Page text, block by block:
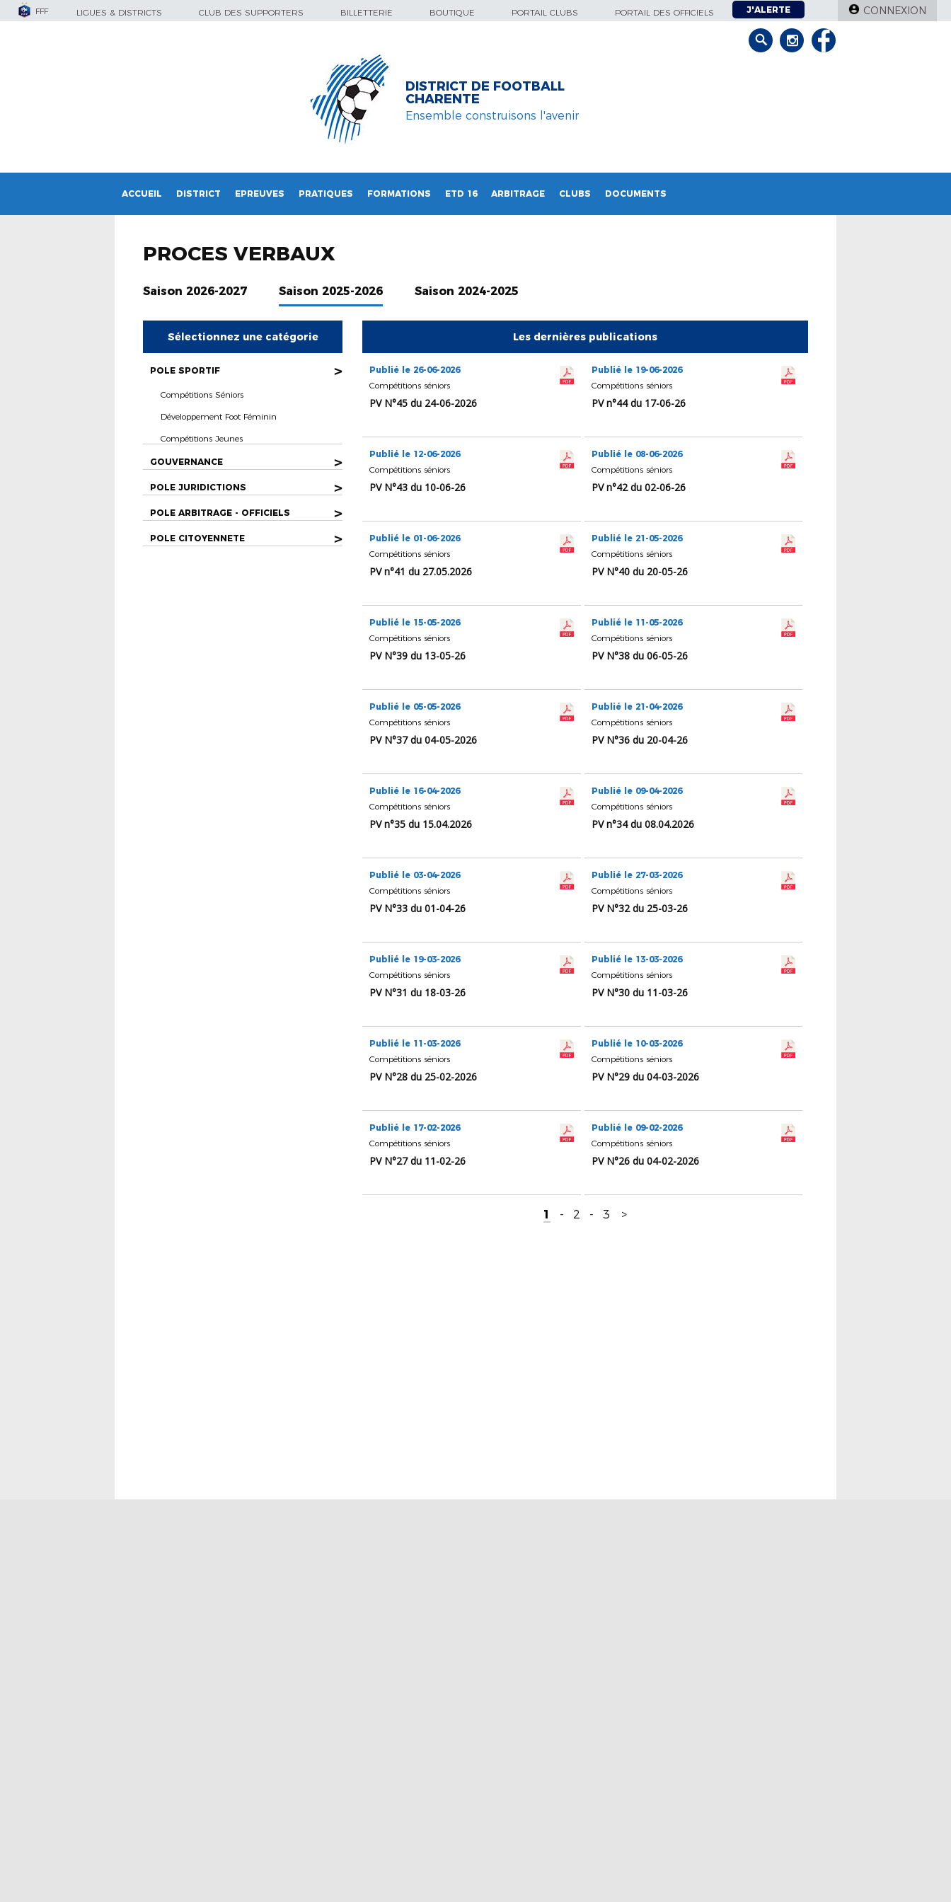
FFF LIGUES & DISTRICTS CLUB DES SUPPORTERS BILLETTERIE BOUTIQUE PORTAIL CLUBS PORTAIL DES OFFICIELS J'ALERTE CONNEXION
DISTRICT DE FOOTBALL
CHARENTE
Ensemble construisons l'avenir
ACCUEIL DISTRICT EPREUVES PRATIQUES FORMATIONS ETD 16 ARBITRAGE CLUBS DOCUMENTS
PROCES VERBAUX
Saison 2026-2027 Saison 2025-2026 Saison 2024-2025
Sélectionnez une catégorie
POLE SPORTIF >
Compétitions Séniors
Développement Foot Féminin
Compétitions Jeunes
GOUVERNANCE >
POLE JURIDICTIONS >
POLE ARBITRAGE - OFFICIELS >
POLE CITOYENNETE >
Les dernières publications
Publié le 26-06-2026
Compétitions séniors
PV N°45 du 24-06-2026
Publié le 19-06-2026
Compétitions séniors
PV n°44 du 17-06-26
Publié le 12-06-2026
Compétitions séniors
PV N°43 du 10-06-26
Publié le 08-06-2026
Compétitions séniors
PV n°42 du 02-06-26
Publié le 01-06-2026
Compétitions séniors
PV n°41 du 27.05.2026
Publié le 21-05-2026
Compétitions séniors
PV N°40 du 20-05-26
Publié le 15-05-2026
Compétitions séniors
PV N°39 du 13-05-26
Publié le 11-05-2026
Compétitions séniors
PV N°38 du 06-05-26
Publié le 05-05-2026
Compétitions séniors
PV N°37 du 04-05-2026
Publié le 21-04-2026
Compétitions séniors
PV N°36 du 20-04-26
Publié le 16-04-2026
Compétitions séniors
PV n°35 du 15.04.2026
Publié le 09-04-2026
Compétitions séniors
PV n°34 du 08.04.2026
Publié le 03-04-2026
Compétitions séniors
PV N°33 du 01-04-26
Publié le 27-03-2026
Compétitions séniors
PV N°32 du 25-03-26
Publié le 19-03-2026
Compétitions séniors
PV N°31 du 18-03-26
Publié le 13-03-2026
Compétitions séniors
PV N°30 du 11-03-26
Publié le 11-03-2026
Compétitions séniors
PV N°28 du 25-02-2026
Publié le 10-03-2026
Compétitions séniors
PV N°29 du 04-03-2026
Publié le 17-02-2026
Compétitions séniors
PV N°27 du 11-02-26
Publié le 09-02-2026
Compétitions séniors
PV N°26 du 04-02-2026
1 - 2 - 3 >